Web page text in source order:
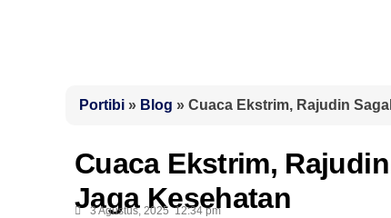
Portibi » Blog » Cuaca Ekstrim, Rajudin
Cuaca Ekstrim,
Jaga Kesehatan
3 Agustus, 2025 12:34 pm